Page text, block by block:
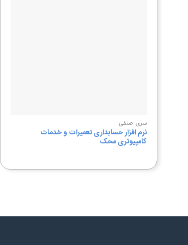
سری صنفی
نرم افزار حسابداری تعمیرات و خدمات
کامپیوتری محک